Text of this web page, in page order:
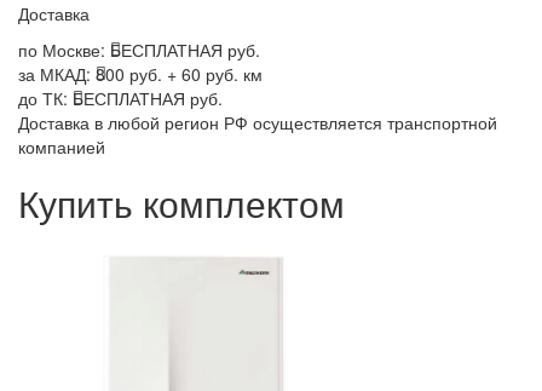
Доставка
по Москве: БЕСПЛАТНАЯ руб.
за МКАД: 800 руб. + 60 руб. км
до ТК: БЕСПЛАТНАЯ руб.
Доставка в любой регион РФ осуществляется транспортной
компанией
Купить комплектом